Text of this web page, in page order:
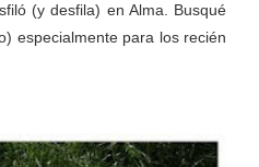
(y desfila) en Alma. Busqué
especialmente para los recién